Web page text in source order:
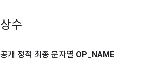
상수
공개 정적 최종 문자열 OP NAME